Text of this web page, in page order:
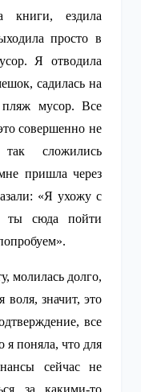
книги, ездила
просто в
Я отводила
садилась на
пляж мусор. Все
совершенно не
сложились
пришла через
«Я ухожу с
ты сюда пойти
молилась долго,
воля, значит, это
все
я поняла, что для
сейчас не
за какими-то